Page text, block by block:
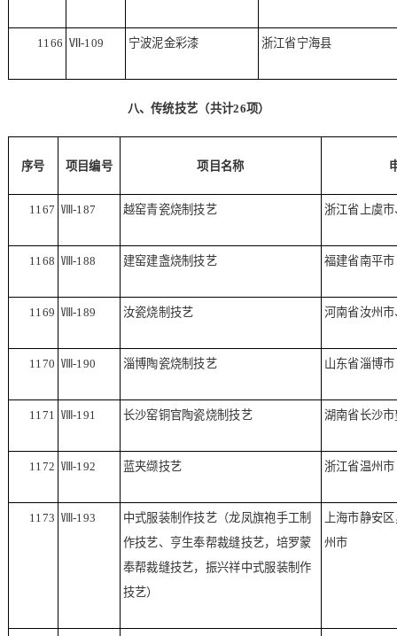
1166 Ⅶ -109 宁波泥金彩漆 浙江省宁海县
八、传统技艺（共计26项）
序号 项目编号 项目名称
1167 Ⅷ -187 越窑青瓷烧制技艺 浙江省上虞
1168 Ⅷ -188 建窑建盏烧制技艺 福建省南平市
1169 Ⅷ -189 汝瓷烧制技艺 河南省汝州
1170 Ⅷ -190 淄博陶瓷烧制技艺 山东省淄博市
1171 Ⅷ -191 长沙窑铜官陶瓷烧制技艺 湖南省长沙
1172 Ⅷ -192 蓝夹缬技艺 浙江省温州市
1173 Ⅷ -193
中式服装制作技艺（龙凤旗袍手工制
作技艺、亨生奉帮裁缝技艺，培罗蒙
奉帮裁缝技艺，振兴祥中式服装制作
技艺）
上海市静安
州市